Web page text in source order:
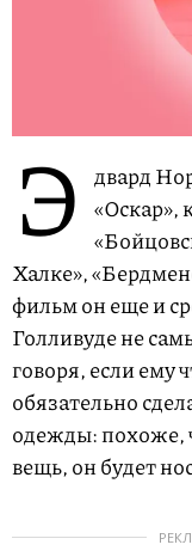
Э
двард
«Оскар»,
Халке»,
фильм он еще и
Голливуде не
говоря, если ему
обязательно
одежды: похоже,
вещь, он будет